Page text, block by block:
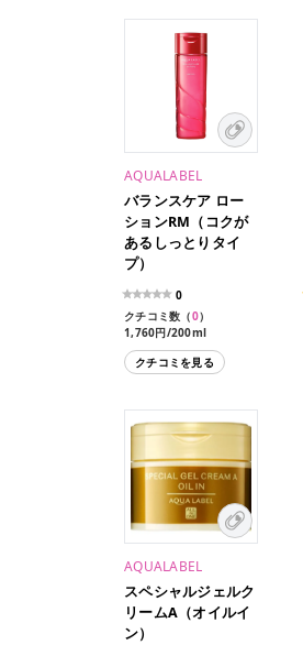
AQUALABEL
バランスケア ロー
ションRM（コクが
あるしっとりタイ
プ）
0
クチコミ数（0）
1,760円/200ml
1,540円/180ml（レフィ
ル）クチコミを見る
AQUALABEL
スペシャルジェルク
リームA（オイルイ
ン）